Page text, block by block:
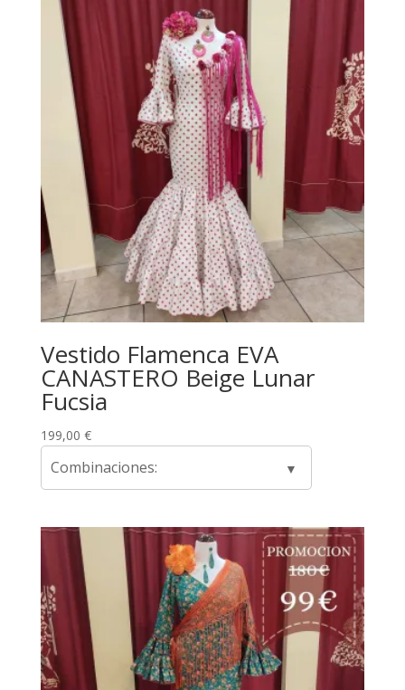
Vestido Flamenca EVA
CANASTERO Beige Lunar
Fucsia
199,00 €
Combinaciones: